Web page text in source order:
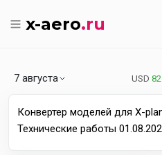
x-aero.ru
7 августа USD
Конвертер моделей для X-
Технические работы